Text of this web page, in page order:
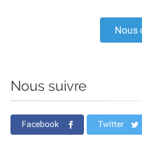
Nous
Nous suivre
Facebook Twitter